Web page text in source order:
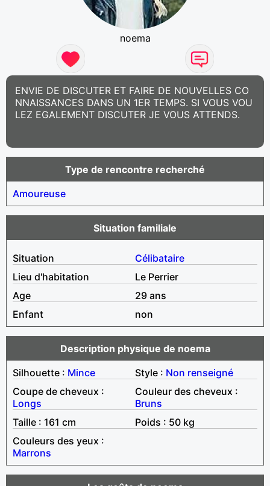
noema
ENVIE DE DISCUTER ET FAIRE DE NOUVELLES CO
NNAISSANCES DANS UN 1ER TEMPS. SI VOUS VOU
LEZ EGALEMENT DISCUTER JE VOUS ATTENDS.
Type de rencontre recherché
Amoureuse
Situation familiale
Situation
Célibataire
Lieu d'habitation
Le Perrier
Age
29 ans
Enfant
non
Description physique de noema
Silhouette : Mince Style : Non renseigné
Coupe de cheveux :
Longs
Couleur des cheveux :
Bruns
Taille : 161 cm
Poids : 50 kg
Couleurs des yeux :
Marrons